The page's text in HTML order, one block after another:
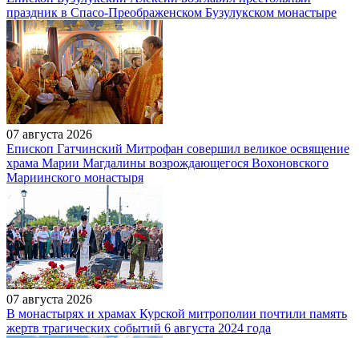
праздник в Спасо-Преображенском Бузулукском монастыре
07 августа 2026
Епископ Гатчинский Митрофан совершил великое освящение
храма Марии Магдалины возрождающегося Вохоновского
Мариинского монастыря
07 августа 2026
В монастырях и храмах Курской митрополии почтили память
жертв трагических событий 6 августа 2024 года